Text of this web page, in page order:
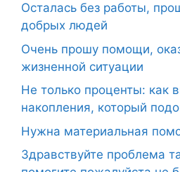
Осталась без работы,
добрых людей
Очень прошу помощи,
жизненной ситуации
Не только проценты: как
накопления, который
Нужна материальная
Здравствуйте проблема